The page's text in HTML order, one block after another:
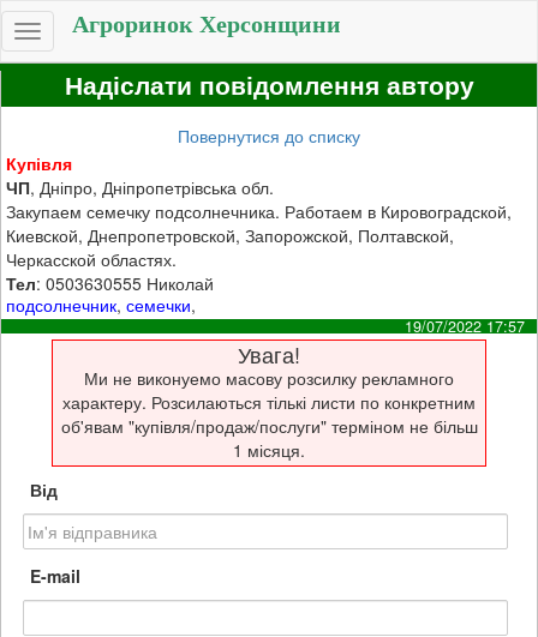
Toggle
navigation
Агроринок Херсонщини
Надіслати повідомлення автору
Повернутися до списку
Купівля
ЧП, Дніпро, Дніпропетрівська обл.
Закупаем семечку подсолнечника. Работаем в Кировоградской,
Киевской, Днепропетровской, Запорожской, Полтавской,
Черкасской областях.
Тел: 0503630555 Николай
подсолнечник,семечки,
19/07/2022 17:57
Увага!
Ми не виконуемо масову розсилку рекламного
характеру. Розсилаються тількі листи по конкретним
об'явам "купівля/продаж/послуги" терміном не більш
1 місяця.
Від
E-mail